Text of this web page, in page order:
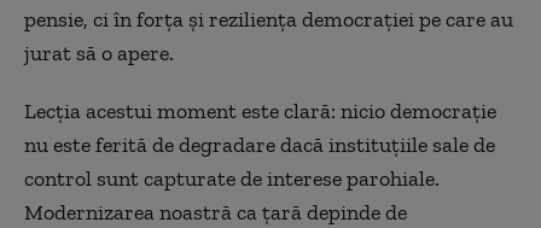
pensie, ci în forța și reziliența democrației pe care au
jurat să o apere.
Lecția acestui moment este clară: nicio democrație
nu este ferită de degradare dacă instituțiile sale de
control sunt capturate de interese parohiale.
Modernizarea noastră ca țară depinde de